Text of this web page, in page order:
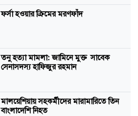
ফর্সা হওয়ার ক্রিমের মরণফাঁদ
তনু হত্যা মামলা: জামিনে মুক্ত সাবেক
সেনাসদস্য হাফিজুর রহমান
মালয়েশিয়ায় সহকর্মীদের মারামারিতে তিন
বাংলাদেশি নিহত